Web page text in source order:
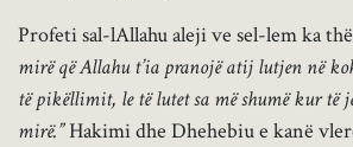
Profeti sal-lAllahu aleji ve sel-lem ka
mirë që Allahu t’ia pranojë atij lutjen në
të pikëllimit, le të lutet sa më shumë kur të
mirë.”Hakimi dhe Dhehebiu e kanë